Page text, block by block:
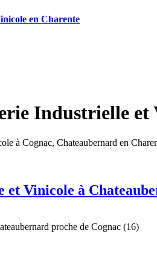
en Charente
Industrielle et
à Cognac, Chateaubernard en
Vinicole à
proche de Cognac (16)